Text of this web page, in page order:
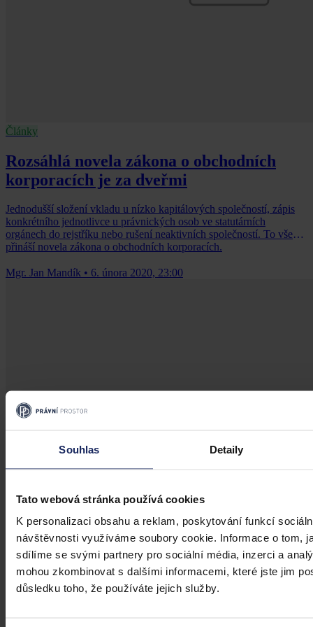
Souhlas Detaily
Tato webová stránka používá cookies
K personalizaci obsahu a reklam, poskytování funkcí
návštěvnosti využíváme soubory cookie. Informace o tom,
sdílíme se svými partnery pro sociální média, inzerci a
mohou zkombinovat s dalšími informacemi, které jste jim
důsledku toho, že používáte jejich služby.
Články
Rozsáhlá novela zákona o obchodních
korporacích je za dveřmi
Jednodušší složení vkladu u nízko kapitálových společností, zápis
konkrétního jednotlivce u právnických osob ve statutárních
orgánech do rejstříku nebo rušení neaktivních společností. To vše
přináší novela zákona o obchodních korporacích.
Mgr. Jan Mandík • 6. února 2020, 23:00
Články